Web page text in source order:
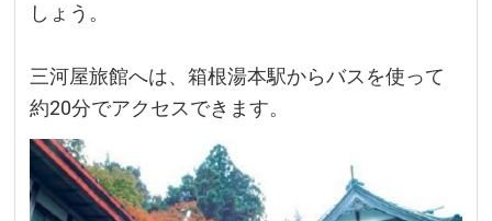
しょう。
三河屋旅館へは、箱根湯本駅からバスを使って
約20分でアクセスできます。